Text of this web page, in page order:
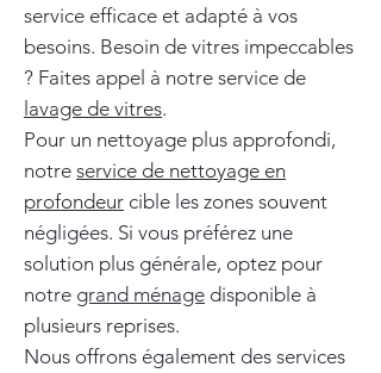
service efficace et adapté à vos
besoins. Besoin de vitres impeccables
? Faites appel à notre service de
lavage de vitres.
Pour un nettoyage plus approfondi,
notre service de nettoyage en
profondeur cible les zones souvent
négligées. Si vous préférez une
solution plus générale, optez pour
notre grand ménage disponible à
plusieurs reprises.
Nous offrons également des services